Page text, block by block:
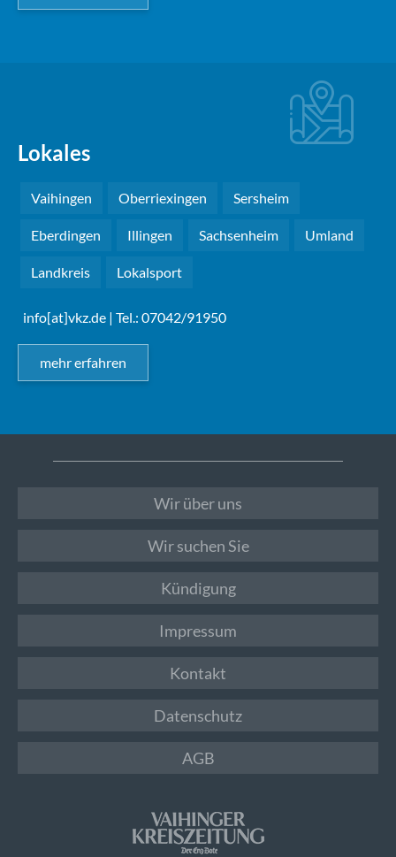
Lokales
Vaihingen Oberriexingen Sersheim
Eberdingen Illingen Sachsenheim Umland
Landkreis Lokalsport
info[at]vkz.de | Tel.: 07042/91950
mehr erfahren
Wir über uns
Wir suchen Sie
Kündigung
Impressum
Kontakt
Datenschutz
AGB